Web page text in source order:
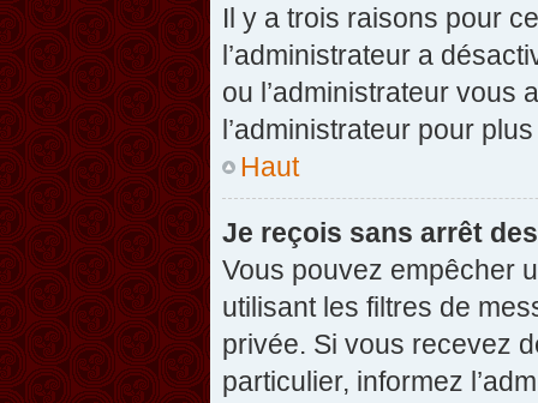
Il y a trois raisons pour
l’administrateur a
ou l’administrateur vous
l’administrateur pour
Haut
Je reçois sans arrêt
Vous pouvez empêcher
utilisant les filtres de
privée. Si vous recevez
particulier, informez